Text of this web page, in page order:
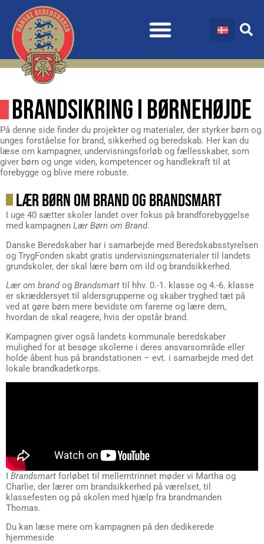
BRANDSIKRING I BØRNEHØJDE
På denne side finder du projekter og materialer, der styrker børn og
unges forståelse for brand, sikkerhed og beredskab. Her kan du
læse om kampagner, undervisningsforløb og fællesskaber, som
giver børn og unge viden, kompetencer og handlekraft til at
forebygge og blive mere robuste.
LÆR BØRN OM BRAND OG BRANDSMART
I uge 40 sætter skoler landet over fokus på brandforebyggelse
med kampagnen Lær Børn om Brand.
Danske Beredskaber har i samarbejde med Beredskabsstyrelsen
og TrygFonden skabt gratis undervisningsmaterialer til landets
grundskoler, der skal lære børn om ild og brandsikkerhed.
Lær om brandog Brandsmart til hhv. 0.-1. klasse og 4.-6. klasse
er skræddersyet til aldersgrupperne og skaber tryghed tæt på
ved at gøre børn mere bevidste om farerne og lære dem,
hvordan de skal reagere, hvis der opstår brand.
Kampagnen giver også landets kommunale beredskaber
mulighed for at besøge skolerne i deres ansvarsområde eller
holde åbent hus på brandstationen – evt. i samarbejde med det
lokale brandkadetkorps.
I Brandsmart forløbet til mellemtrinnet møder vi Martha og
Charlie, der lærer om brandsikkerhed på værelset, til
klassefesten og på skolen med hjælp fra brandmanden
Thomas.
Du kan læse mere om kampagnen på den dedikerede
hjemmeside